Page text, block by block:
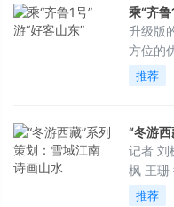
交流。
食，还
等歌曲
舒适的
产品，“
乘“齐鲁
升级版
方位的
齐鲁1号
样的列
省级政
享的串
享的交
旅游体
推荐
“冬游
记者 刘枫 王珊 摄
枫 王珊 摄 通讯员 扎西洛布 摄 墨
景区（
推荐